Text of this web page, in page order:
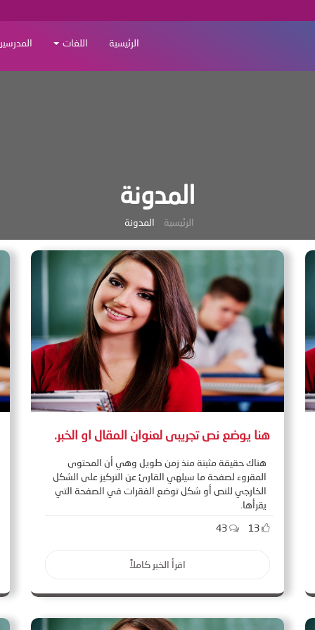
الرئيسية اللغات
المدونة
الرئيسية المدونة
هنا يوضع نص تجريبى لعنوان المقال او الخبر.
هناك حقيقة مثبتة منذ زمن طويل وهي أن المحتوى
المقروء لصفحة ما سيلهي القارئ عن التركيز على الشكل
الخارجي للنص أو شكل توضع الفقرات في الصفحة التي
يقرأها.
اقرأ الخبر كاملاً